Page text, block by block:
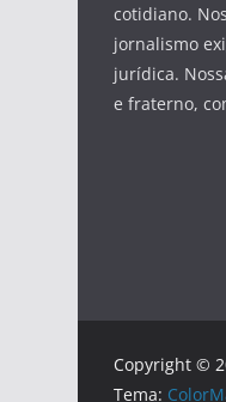
cotidiano.
jornalismo
jurídica.
e fraterno,
Copyright ©
Tema: